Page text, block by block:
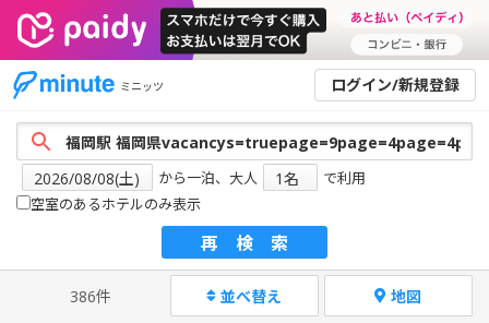
ミニッツ ログイン/新規登録
から一泊、大人
で利用
空室のあるホテルのみ表示
再検索
386件 並べ替え 地図